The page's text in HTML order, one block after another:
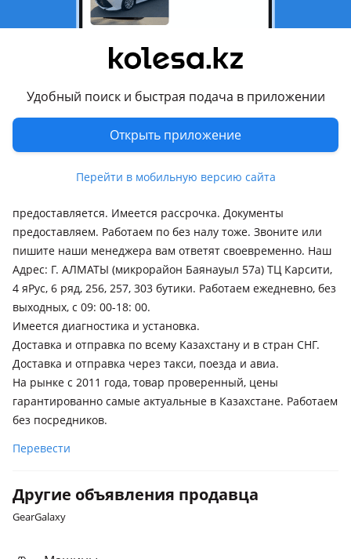
Удобный поиск и быстрая подача в приложении
Открыть приложение
Перейти в мобильную версию сайта
Hyundai Grandeur
2002 - 2005 XG рестайлинг, 2005 - 2009 TG, 2009 - 2011 TG
рестайлинг, 2011 - 2016 HG, 2016 - 2019 IG, 2019 - 2022 IG
рестайлинг, 2022 - н.в. 7 поколение, 1998 - 2002 XG
Комментарий продавца
Компания GearGalaxy представляет своим клиентам
огромный ассортимент автозапчастей от разных
предоставляется. Имеется рассрочка. Документы
предоставляем. Работаем по без налу тоже. Звоните или
пишите наши менеджера вам ответят своевременно. Наш
Адрес: Г. АЛМАТЫ (микрорайон Баянауыл 57а) ТЦ Карсити,
4 яРус, 6 ряд, 256, 257, 303 бутики. Работаем ежедневно, без
выходных, с 09: 00-18: 00.
Имеется диагностика и установка.
Доставка и отправка по всему Казахстану и в стран СНГ.
Доставка и отправка через такси, поезда и авиа.
На рынке с 2011 года, товар проверенный, цены
гарантированно самые актуальные в Казахстане. Работаем
без посредников.
Перевести
Другие объявления продавца
GearGalaxy